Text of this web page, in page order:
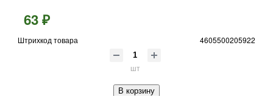
63 ₽
Штрихкод товара 4605500205922
шт
В корзину